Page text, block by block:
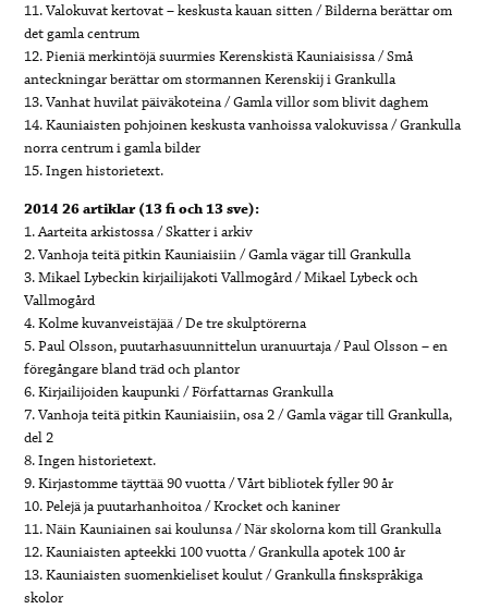
11. Valokuvat kertovat – keskusta kauan sitten / Bilderna berättar om
det gamla centrum
12. Pieniä merkintöjä suurmies Kerenskistä Kauniaisissa / Små
anteckningar berättar om stormannen Kerenskij i Grankulla
13. Vanhat huvilat päiväkoteina / Gamla villor som blivit daghem
14. Kauniaisten pohjoinen keskusta vanhoissa valokuvissa / Grankulla
norra centrum i gamla bilder
15. Ingen historietext.
2014 26 artiklar (13 fi och 13 sve):
1. Aarteita arkistossa / Skatter i arkiv
2. Vanhoja teitä pitkin Kauniaisiin / Gamla vägar till Grankulla
3. Mikael Lybeckin kirjailijakoti Vallmogård / Mikael Lybeck och
Vallmogård
4. Kolme kuvanveistäjää / De tre skulptörerna
5. Paul Olsson, puutarhasuunnittelun uranuurtaja / Paul Olsson – en
föregångare bland träd och plantor
6. Kirjailijoiden kaupunki / Författarnas Grankulla
7. Vanhoja teitä pitkin Kauniaisiin, osa 2 / Gamla vägar till Grankulla,
del 2
8. Ingen historietext.
9. Kirjastomme täyttää 90 vuotta / Vårt bibliotek fyller 90 år
10. Pelejä ja puutarhanhoitoa / Krocket och kaniner
11. Näin Kauniainen sai koulunsa / När skolorna kom till Grankulla
12. Kauniaisten apteekki 100 vuotta / Grankulla apotek 100 år
13. Kauniaisten suomenkieliset koulut / Grankulla finskspråkiga
skolor